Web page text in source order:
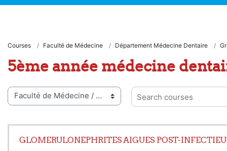
Courses Faculté de Médecine Département Médecine Dentaire
5ème année médecine
Search courses
GLOMERULONEPHRITES AIGUES POST-